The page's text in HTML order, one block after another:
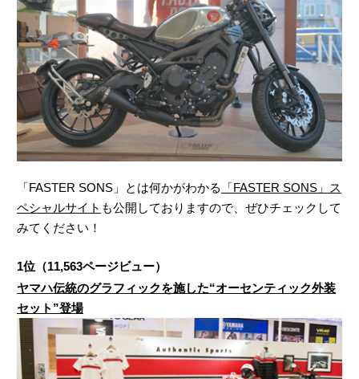
「FASTER SONS」とは何かがわかる
「FASTER SONS」ス
ペシャルサイト も公開しておりますので、ぜひチェックして
みてください！
1位（11,563ページビュー）
ヤマハ伝統のグラフィックを施した“オーセンティック外装
セット”登場